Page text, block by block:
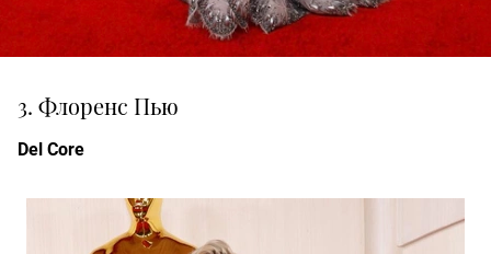
3. Флоренс Пью
Del Core